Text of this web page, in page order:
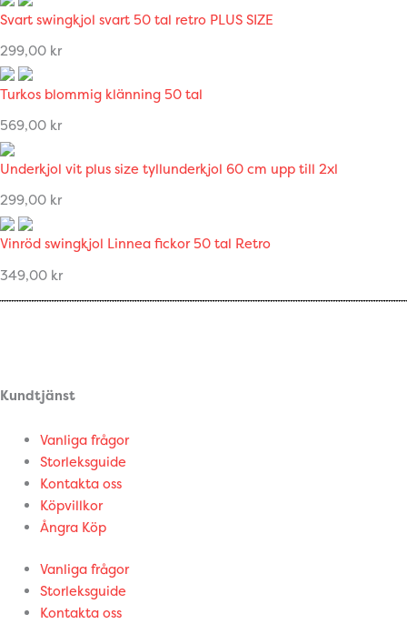
Svart swingkjol svart 50 tal retro PLUS SIZE
299,00 kr
Turkos blommig klänning 50 tal
569,00 kr
Underkjol vit plus size tyllunderkjol 60 cm upp till 2xl
299,00 kr
Vinröd swingkjol Linnea fickor 50 tal Retro
349,00 kr
Kundtjänst
Vanliga frågor
Storleksguide
Kontakta oss
Köpvillkor
Ångra Köp
Vanliga frågor
Storleksguide
Kontakta oss